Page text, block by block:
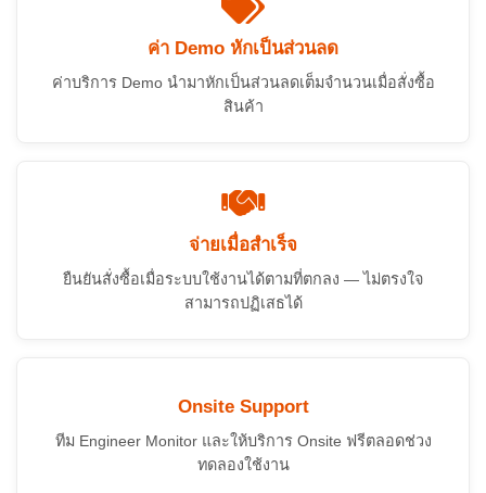
ค่า Demo หักเป็นส่วนลด
ค่าบริการ Demo นำมาหักเป็นส่วนลดเต็มจำนวนเมื่อสั่งซื้อ
สินค้า
จ่ายเมื่อสำเร็จ
ยืนยันสั่งซื้อเมื่อระบบใช้งานได้ตามที่ตกลง — ไม่ตรงใจ
สามารถปฏิเสธได้
Onsite Support
ทีม Engineer Monitor และให้บริการ Onsite ฟรีตลอดช่วง
ทดลองใช้งาน